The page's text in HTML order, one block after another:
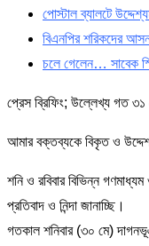
পোস্টাল ব্যালটে
বিএনপির শরিকদের
চলে গেলেন… সাবেক
প্রেস ব্রিফিং; উল্লেখ্য গত
আমার বক্তব্যকে বিকৃত ও
শনি ও রবিবার বিভিন্ন
প্রতিবাদ ও নিন্দা জানাচ্ছি।
গতকাল শনিবার (৩০ মে)